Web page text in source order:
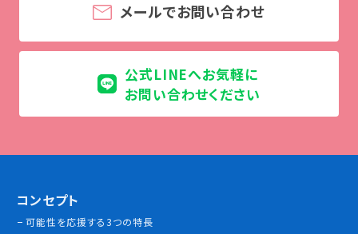
メールでお問い合わせ
公式LINEへお気軽に
お問い合わせください
コンセプト
可能性を応援する3つの特長